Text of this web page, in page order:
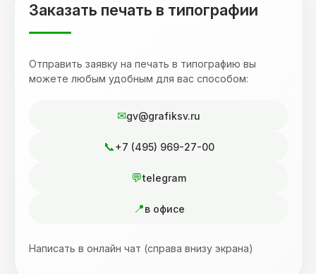
Заказать печать в типографии
Отправить заявку на печать в типографию вы
можете любым удобным для вас способом:
gv@grafiksv.ru
+7 (495) 969-27-00
telegram
в офисе
Написать в онлайн чат (справа внизу экрана)